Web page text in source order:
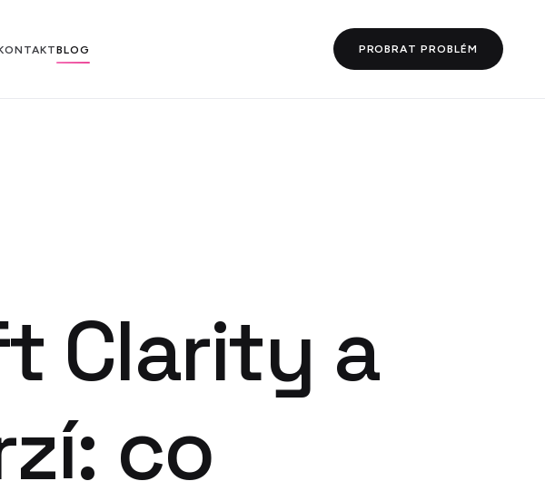
BLOG PROBRAT PROBLÉM
Clarity a
co